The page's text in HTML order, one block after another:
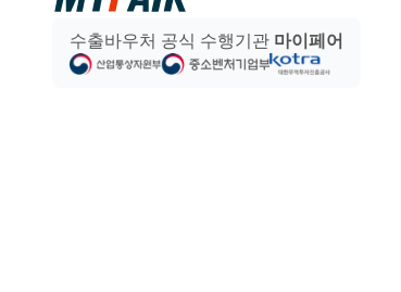
수출바우처 공식 수행기관 마이페어